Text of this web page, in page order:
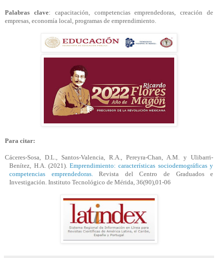
Palabras clave: capacitación, competencias emprendedoras, creación de
empresas, economía local, programas de emprendimiento.
Para citar:
Cáceres-Sosa, D.L., Santos-Valencia, R.A ., Pereyra-Chan, A.M. y Ulibarri-
Benítez, H.A . (2021).Emprendimiento: características sociodemográficas y
competencias emprendedoras.
Revista del Centro de Graduados e
Investigación. Instituto Tecnológico de Mérida, 36(90),01-06